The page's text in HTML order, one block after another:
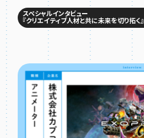
スペシャルインタビュー
『クリエイティブ人材と共に未来を切り拓く』